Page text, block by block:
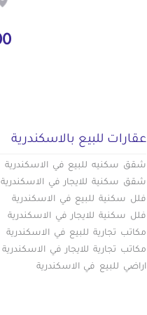
عقارات للبيع بالاسكندرية
شقق سكنيه للبيع في الاسكندرية
شقق سكنية للايجار في الاسكندرية
فلل سكنية للبيع في الاسكندرية
فلل سكنية للايجار في الاسكندرية
مكاتب تجارية للبيع في الاسكندرية
مكاتب تجارية للايجار في الاسكندرية
اراضي للبيع في الاسكندرية